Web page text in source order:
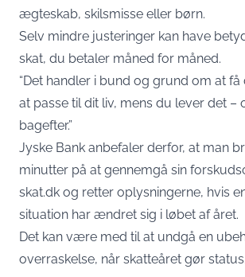
ægteskab, skilsmisse eller børn.
Selv mindre justeringer kan have
skat, du betaler måned for måned.
“Det handler i bund og grund om at
at passe til dit liv, mens du lever det –
bagefter.”
Jyske Bank anbefaler derfor, at man
minutter på at gennemgå sin
skat.dk og retter oplysningerne, hvis
situation har ændret sig i løbet af året.
Det kan være med til at undgå en
overraskelse, når skatteåret gør status.